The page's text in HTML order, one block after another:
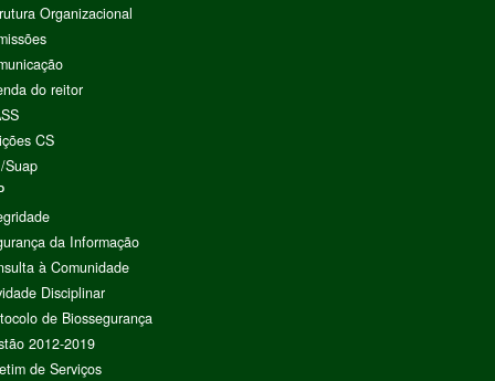
Organizacional
do reitor
CS
Suap
da Informação
à Comunidade
Disciplinar
de Biossegurança
2012-2019
de Serviços